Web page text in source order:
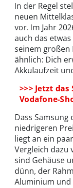
In der Regel
neuen
vor. Im Jahr
auch das
seinem großen
ähnlich: Dich
Akkulaufzeit
>>> Jetzt
Vodafone-
Dass Samsung
niedrigeren
liegt an ein
Vergleich dazu
sind Gehäuse
dünn, der
Aluminium und